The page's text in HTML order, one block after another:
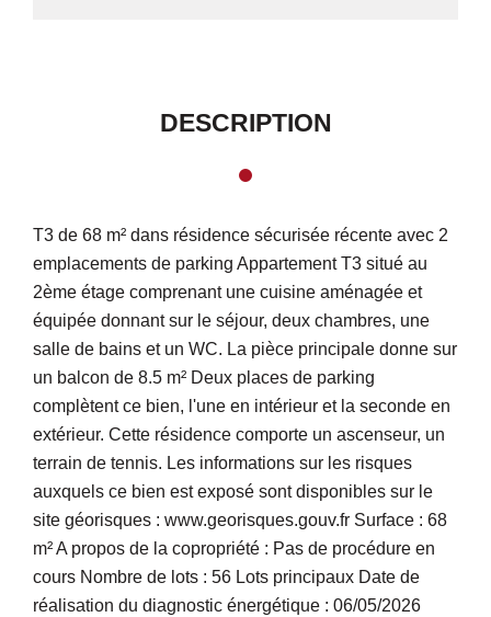
DESCRIPTION
T3 de 68 m² dans résidence sécurisée récente avec 2
emplacements de parking Appartement T3 situé au
2ème étage comprenant une cuisine aménagée et
équipée donnant sur le séjour, deux chambres, une
salle de bains et un WC. La pièce principale donne sur
un balcon de 8.5 m² Deux places de parking
complètent ce bien, l'une en intérieur et la seconde en
extérieur. Cette résidence comporte un ascenseur, un
terrain de tennis. Les informations sur les risques
auxquels ce bien est exposé sont disponibles sur le
site géorisques : www.georisques.gouv.fr Surface : 68
m² A propos de la copropriété : Pas de procédure en
cours Nombre de lots : 56 Lots principaux Date de
réalisation du diagnostic énergétique : 06/05/2026